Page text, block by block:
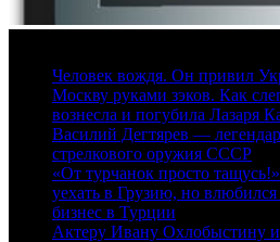
Человек вождя. Он привил
Москву руками зэков. Как
вознесла и погубила Лазаря
Василий Дегтярев —
стрелкового оружия СССР
«От турчанок просто
уехать в Грузию, но
бизнес в Турции
Актеру Ивану Охлобыстину